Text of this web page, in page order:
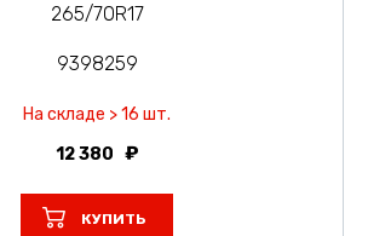
265/70R17
9398259
На складе > 16 шт.
12 380
КУПИТЬ